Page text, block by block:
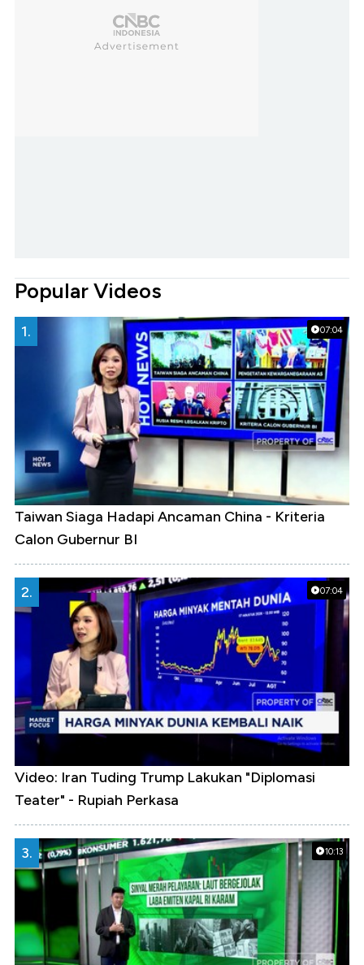
Popular Videos
07:04
1.
Taiwan Siaga Hadapi Ancaman China - Kriteria
Calon Gubernur BI
07:04
2.
Video: Iran Tuding Trump Lakukan "Diplomasi
Teater" - Rupiah Perkasa
10:13
3.